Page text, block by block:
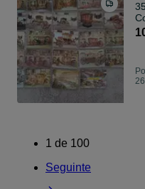
1 de 100
Seguinte